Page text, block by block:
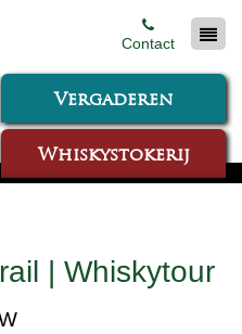
Contact
Vergaderen
Whiskystokerij
| Whiskytour